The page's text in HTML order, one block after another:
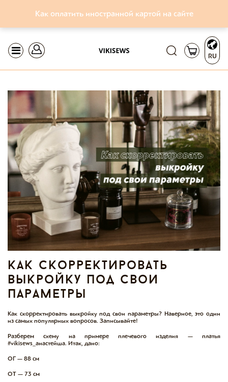
Как оплатить иностранной картой на сайте
RU
как скорректировать
выкройку под свои
параметры
Как скорректировать выкройку под свои параметры? Наверное, это один
из самых популярных вопросов. Записывайте!
Разберем схему на примере плечевого изделия — платья
#vikisews_анастейша. Итак, дано:
ОГ — 88 см
ОТ — 73 см